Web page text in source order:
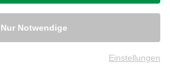
Nur Notwendige
Einstellungen